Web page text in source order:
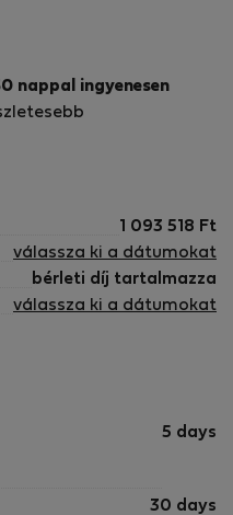
term letting that are
from comfortable and
of the highest standard.
of accommodation,
standard (**) and
us to offer
make you feel at home
the apartments are safe
of comfort and
for you on your arrival.
nappal ingyenesen
1 093 518 Ft
válassza ki a dátumokat
bérleti díj tartalmazza
válassza ki a dátumokat
5 days
30 days